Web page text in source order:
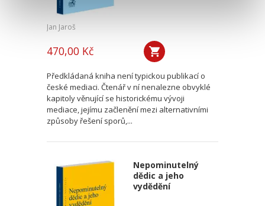
Jan Jaroš
470,00 Kč
Předkládaná kniha není typickou publikací o
české mediaci. Čtenář v ní nenalezne obvyklé
kapitoly věnující se historickému vývoji
mediace, jejímu začlenění mezi alternativními
způsoby řešení sporů,...
Nepominutelný
dědic a jeho
vydědění